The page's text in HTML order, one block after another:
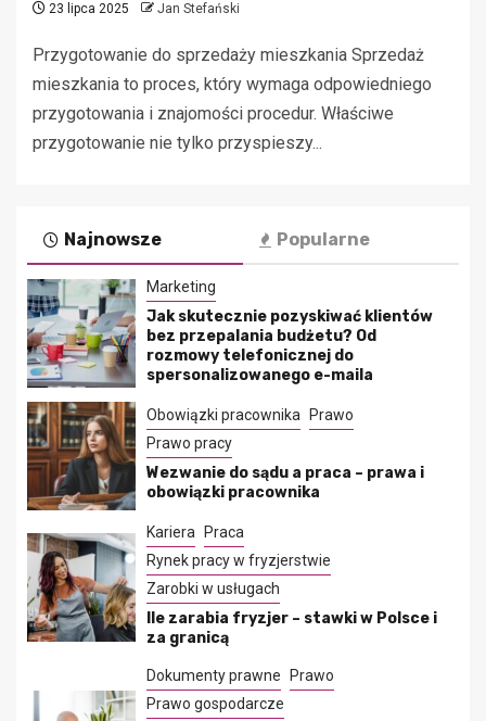
23 lipca 2025 Jan Stefański
Przygotowanie do sprzedaży mieszkania Sprzedaż
mieszkania to proces, który wymaga odpowiedniego
przygotowania i znajomości procedur. Właściwe
przygotowanie nie tylko przyspieszy...
Najnowsze Popularne
Marketing
Jak skutecznie pozyskiwać klientów
bez przepalania budżetu? Od
rozmowy telefonicznej do
spersonalizowanego e-maila
Obowiązki pracownika
Prawo
Prawo pracy
Wezwanie do sądu a praca – prawa i
obowiązki pracownika
Kariera
Praca
Rynek pracy w fryzjerstwie
Zarobki w usługach
Ile zarabia fryzjer – stawki w Polsce i
za granicą
Dokumenty prawne
Prawo
Prawo gospodarcze